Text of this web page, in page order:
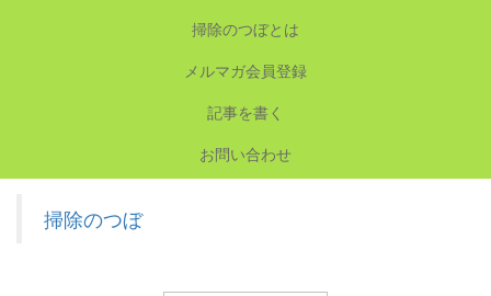
掃除のつぼとは
メルマガ会員登録
記事を書く
お問い合わせ
掃除のつぼ